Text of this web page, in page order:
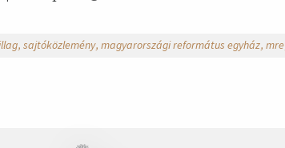
sajtóközlemény magyarországi református egyház mre